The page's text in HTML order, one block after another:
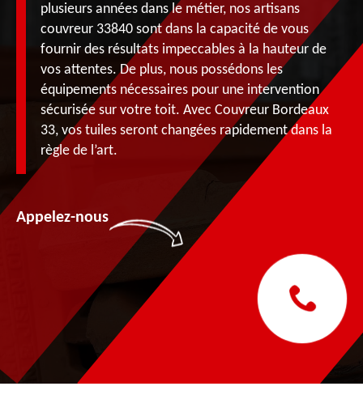
plusieurs années dans le métier, nos artisans
couvreur 33840 sont dans la capacité de vous
fournir des résultats impeccables à la hauteur de
vos attentes. De plus, nous possédons les
équipements nécessaires pour une intervention
sécurisée sur votre toit. Avec Couvreur Bordeaux
33, vos tuiles seront changées rapidement dans la
règle de l’art.
Appelez-nous